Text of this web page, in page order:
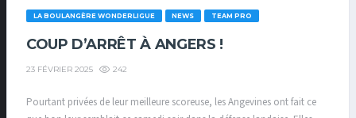
LA BOULANGÈRE WONDERLIGUE NEWS TEAM PRO
COUP D’ARRÊT À ANGERS !
23 FÉVRIER 2025 242
Pourtant privées de leur meilleure scoreuse, les Angevines ont fait ce